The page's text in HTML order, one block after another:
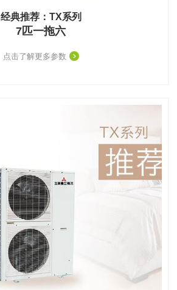
经典推荐：TX系列
7匹一拖六
点击了解更多参数